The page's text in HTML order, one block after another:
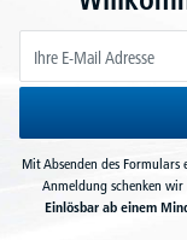
Mit Absenden des Formulars
Anmeldung schenken wir
Einlösbar ab einem